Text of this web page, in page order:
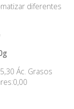
diferentes
Ác. Grasos